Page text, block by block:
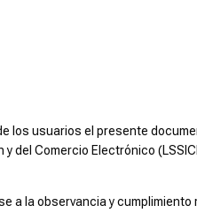
los usuarios el presente
del Comercio Electrónico
a la observancia y